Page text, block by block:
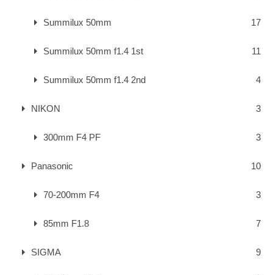
Summilux 50mm 17
Summilux 50mm f1.4 1st 11
Summilux 50mm f1.4 2nd 4
NIKON 3
300mm F4 PF 3
Panasonic 10
70-200mm F4 3
85mm F1.8 7
SIGMA 9